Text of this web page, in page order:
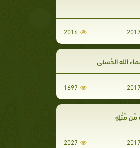
2016
الله الحُسنى
1697
مِّن مِّثْلِهِ
2027